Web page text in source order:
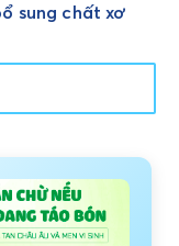
sung chất xơ